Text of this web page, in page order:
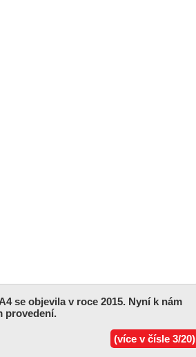
se objevila v roce 2015. Nyní k nám
provedení.
(více v čísle 3/20)